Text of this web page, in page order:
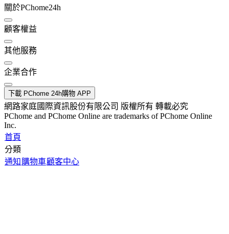
關於PChome24h
顧客權益
其他服務
企業合作
下載 PChome 24h購物 APP
網路家庭國際資訊股份有限公司 版權所有 轉載必究
PChome and PChome Online are trademarks of PChome Online
Inc.
首頁
分類
通知 購物車顧客中心